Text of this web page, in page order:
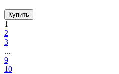
Купить
1
2
3
...
9
10